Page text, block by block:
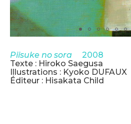
Piisuke no sora 2008
Texte : Hiroko Saegusa
Illustrations : Kyoko DUFAUX
Éditeur : Hisakata Child